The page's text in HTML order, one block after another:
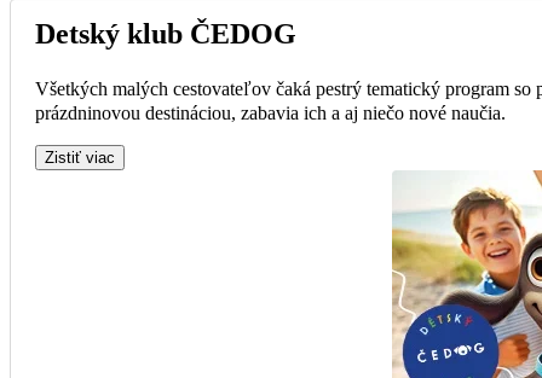
Detský klub ČEDOG
Všetkých malých cestovateľov čaká pestrý tematický program
prázdninovou destináciou, zabavia ich a aj niečo nové naučia.
Zistiť viac